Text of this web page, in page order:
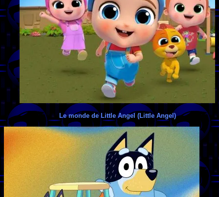
Le monde de Little Angel (Little Angel)